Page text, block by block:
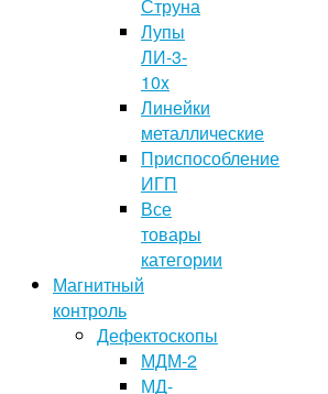
Струна
Лупы
ЛИ-3-
10x
Линейки
металлические
Приспособление
ИГП
Все
товары
категории
Магнитный
контроль
Дефектоскопы
МДМ-2
МД-